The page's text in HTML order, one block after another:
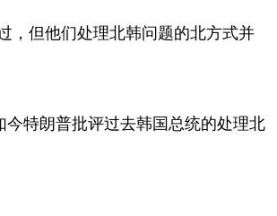
，但他们处理北韩问题的北方式并
特朗普批评过去韩国总统的处理北